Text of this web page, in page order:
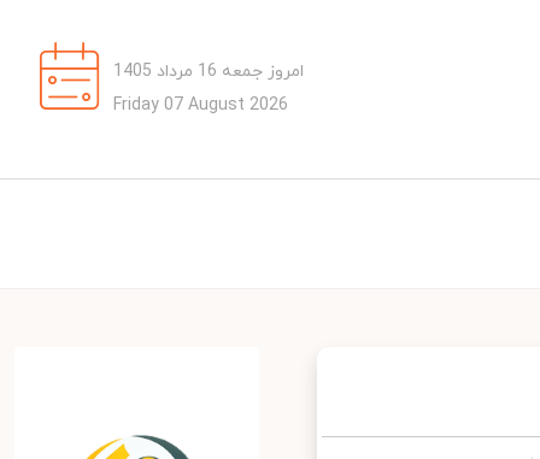
امروز جمعه 16 مرداد 1405
Friday 07 August 2026